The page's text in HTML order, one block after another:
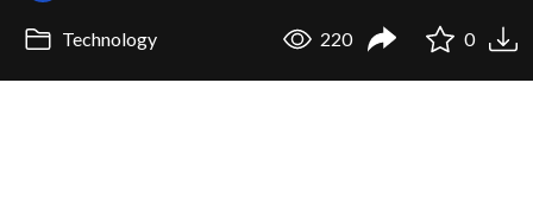
Technology 220 0